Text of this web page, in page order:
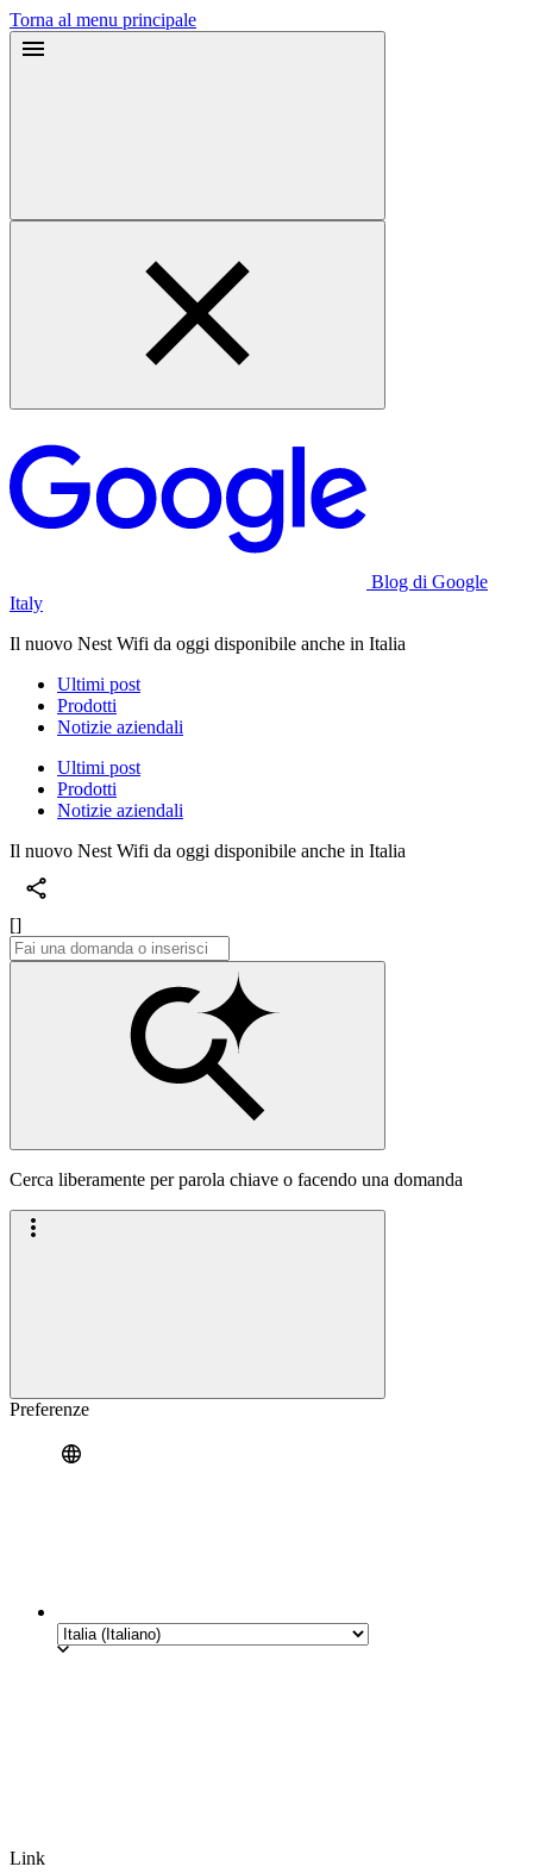
Torna al menu principale
Blog di Google
Italy
Il nuovo Nest Wifi da oggi disponibile anche in Italia
Ultimi post
Prodotti
Notizie aziendali
Ultimi post
Prodotti
Notizie aziendali
Il nuovo Nest Wifi da oggi disponibile anche in Italia
[]
Cerca liberamente per parola chiave o facendo una domanda
Preferenze
Link